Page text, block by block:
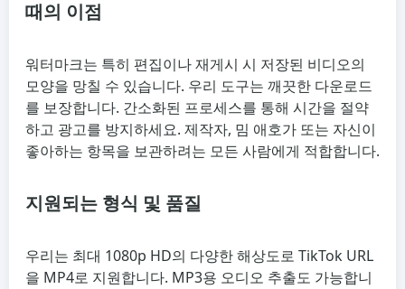
때의 이점
워터마크는 특히 편집이나 재게시 시 저장된 비디오의
모양을 망칠 수 있습니다. 우리 도구는 깨끗한 다운로드
를 보장합니다. 간소화된 프로세스를 통해 시간을 절약
하고 광고를 방지하세요. 제작자, 밈 애호가 또는 자신이
좋아하는 항목을 보관하려는 모든 사람에게 적합합니다.
지원되는 형식 및 품질
우리는 최대 1080p HD의 다양한 해상도로 TikTok URL
을 MP4로 지원합니다. MP3용 오디오 추출도 가능합니